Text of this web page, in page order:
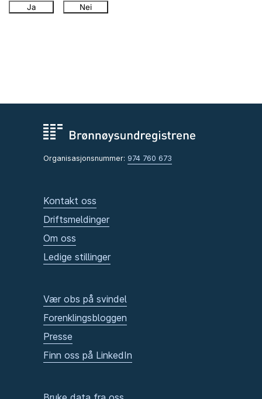
Ja Nei
Organisasjonsnummer: 974 760 673
Kontakt oss
Driftsmeldinger
Om oss
Ledige stillinger
Vær obs på svindel
Forenklingsbloggen
Presse
Finn oss på LinkedIn